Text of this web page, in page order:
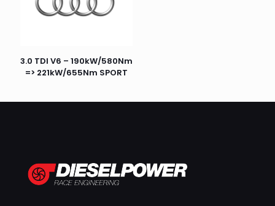
3.0 TDI V6 – 190kW/580Nm
=> 221kW/655Nm SPORT